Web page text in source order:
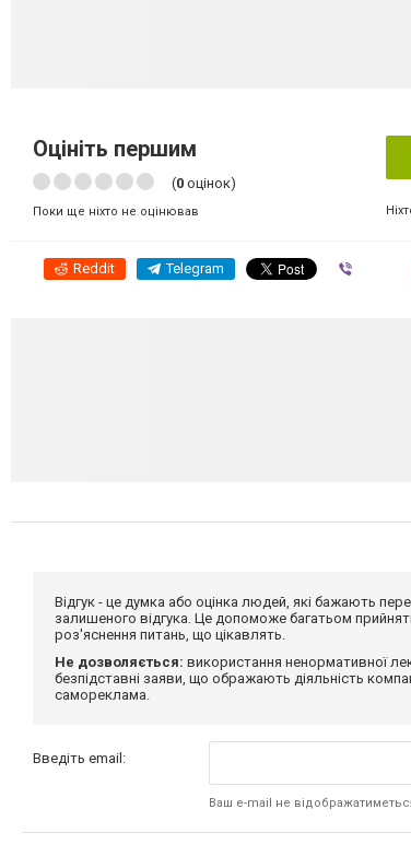
Оцініть першим
(0 оцінок)
Поки ще ніхто не оцінював
Reddit Telegram
Відгук - це думка або оцінка людей, які бажають
залишеного відгука. Це допоможе багатьом
роз'яснення питань, що цікавлять.
Не дозволяється: використання ненормативної
безпідставні заяви, що ображають діяльність
самореклама.
Введіть email:
Ваш e-mail не